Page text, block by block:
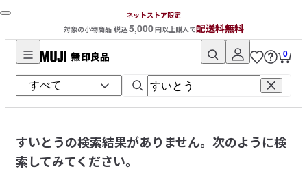
ネットストア限定
対象の小物商品 税込5,000円以上購入で配送料無料
無
印
良
ネ
ッ
0
すいとうの検索結果がありません。次のように検
索してみてください。